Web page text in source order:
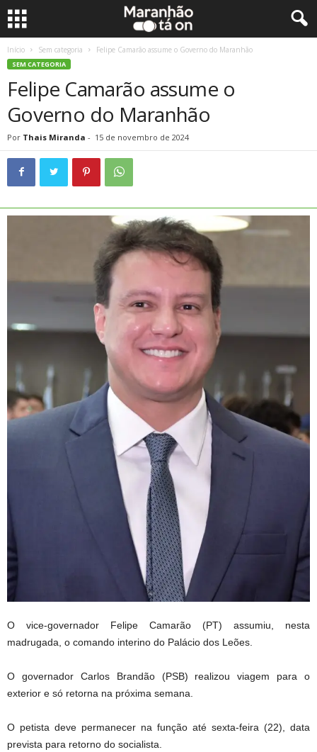
Início Sem categoria Felipe Camarão assume o Governo do Maranhão
SEM CATEGORIA
Felipe Camarão assume o
Governo do Maranhão
Por Thais Miranda - 15 de novembro de 2024
O vice-governador Felipe Camarão (PT) assumiu, nesta
madrugada, o comando interino do Palácio dos Leões.
O governador Carlos Brandão (PSB) realizou viagem para o
exterior e só retorna na próxima semana.
O petista deve permanecer na função até sexta-feira (22), data
prevista para retorno do socialista.